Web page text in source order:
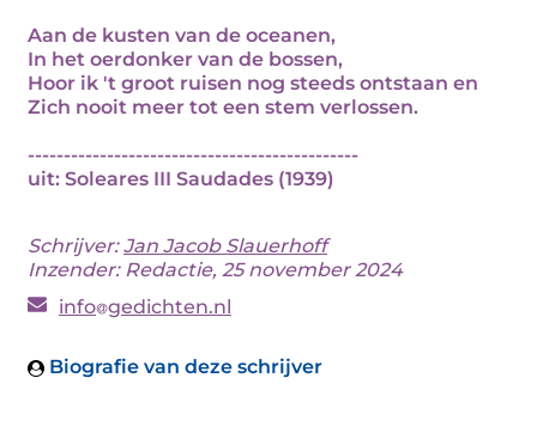
Aan de kusten van de oceanen,
In het oerdonker van de bossen,
Hoor ik 't groot ruisen nog steeds ontstaan en
Zich nooit meer tot een stem verlossen.
----------------------------------------------
uit: Soleares III Saudades (1939)
Schrijver:Jan Jacob Slauerhoff
Inzender: Redactie, 25 november 2024
info gedichten.nl
Biografie van deze schrijver